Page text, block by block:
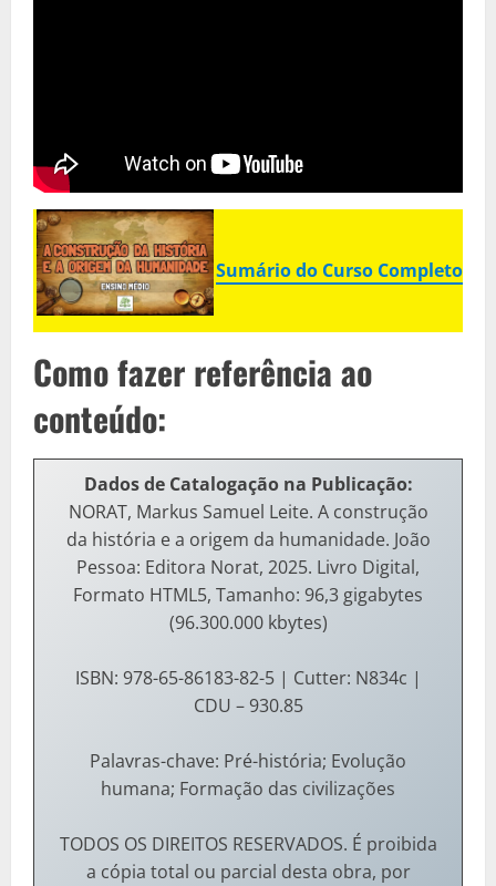
Sumário do Curso Completo
Como fazer referência ao
conteúdo:
Dados de Catalogação na Publicação:
NORAT, Markus Samuel Leite. A construção
da história e a origem da humanidade. João
Pessoa: Editora Norat, 2025. Livro Digital,
Formato HTML5, Tamanho: 96,3 gigabytes
(96.300.000 kbytes)
ISBN: 978-65-86183-82-5 | Cutter: N834c |
CDU – 930.85
Palavras-chave: Pré-história; Evolução
humana; Formação das civilizações
TODOS OS DIREITOS RESERVADOS. É proibida
a cópia total ou parcial desta obra, por